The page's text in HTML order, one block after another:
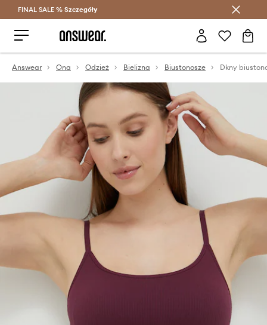
Oszczędzaj z Answear Club >
FINAL SALE % Szczegóły
Answear Ona Odzież Bielizna Biustonosze Dkny